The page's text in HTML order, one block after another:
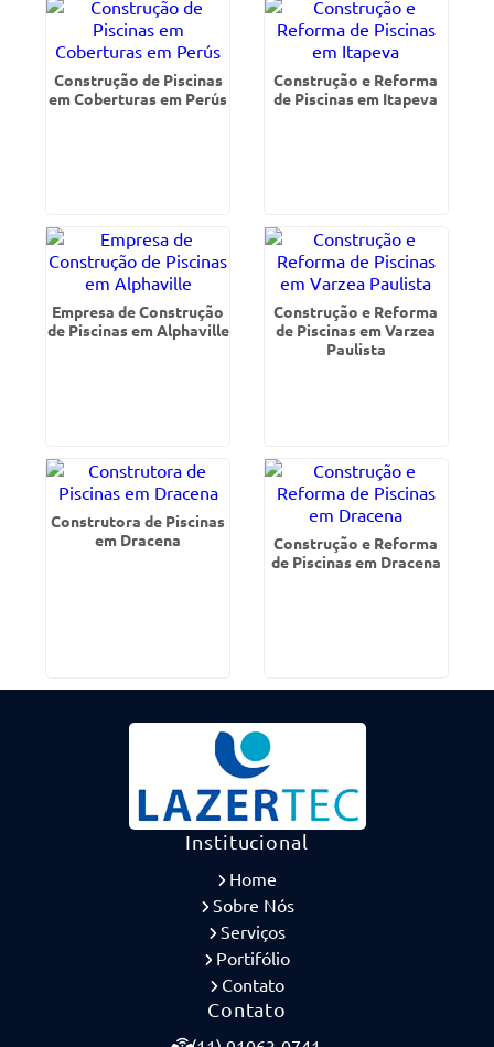
Construção de Piscinas
em Coberturas em Perús
Construção e Reforma
de Piscinas em Itapeva
Empresa de Construção
de Piscinas em Alphaville
Construção e Reforma
de Piscinas em Varzea
Paulista
Construtora de Piscinas
em Dracena
Construção e Reforma
de Piscinas em Dracena
Institucional
Home
Sobre Nós
Serviços
Portifólio
Contato
Contato